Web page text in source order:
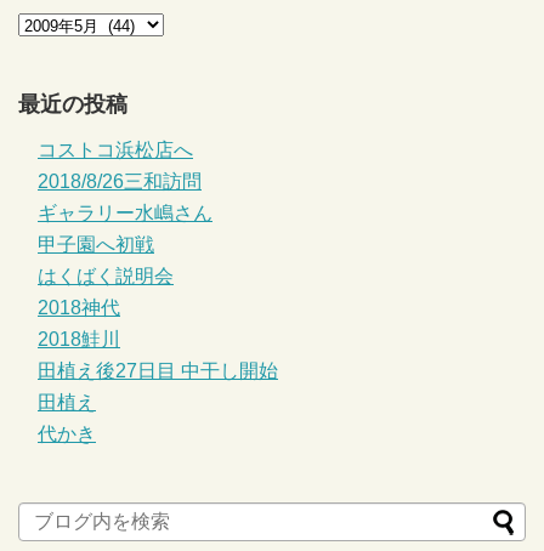
最近の投稿
コストコ浜松店へ
2018/8/26三和訪問
ギャラリー水嶋さん
甲子園へ初戦
はくばく説明会
2018神代
2018鮭川
田植え後27日目 中干し開始
田植え
代かき